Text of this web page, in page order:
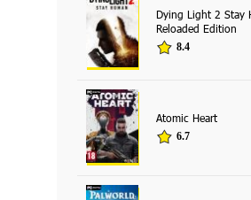
Dying Light 2 Stay
Reloaded Edition
8.4
Atomic Heart
6.7